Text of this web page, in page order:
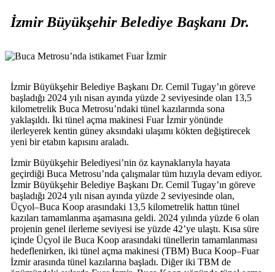
İzmir Büyükşehir Belediye Başkanı Dr.
İzmir Büyükşehir Belediye Başkanı Dr. Cemil Tugay’ın göreve
başladığı 2024 yılı nisan ayında yüzde 2 seviyesinde olan 13,5
kilometrelik Buca Metrosu’ndaki tünel kazılarında sona
yaklaşıldı. İki tünel açma makinesi Fuar İzmir yönünde
ilerleyerek kentin güney aksındaki ulaşımı kökten değiştirecek
yeni bir etabın kapısını araladı.
İzmir Büyükşehir Belediyesi’nin öz kaynaklarıyla hayata
geçirdiği Buca Metrosu’nda çalışmalar tüm hızıyla devam ediyor.
İzmir Büyükşehir Belediye Başkanı Dr. Cemil Tugay’ın göreve
başladığı 2024 yılı nisan ayında yüzde 2 seviyesinde olan,
Üçyol–Buca Koop arasındaki 13,5 kilometrelik hattın tünel
kazıları tamamlanma aşamasına geldi. 2024 yılında yüzde 6 olan
projenin genel ilerleme seviyesi ise yüzde 42’ye ulaştı. Kısa süre
içinde Üçyol ile Buca Koop arasındaki tünellerin tamamlanması
hedeflenirken, iki tünel açma makinesi (TBM) Buca Koop–Fuar
İzmir arasında tünel kazılarına başladı. Diğer iki TBM de